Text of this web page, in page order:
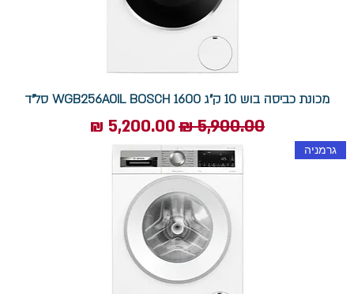
מכונת כביסה בוש 10 ק"ג WGB256A0IL BOSCH 1600 סל"ד
מחיר רגיל מחיר מבצע
גרמניה